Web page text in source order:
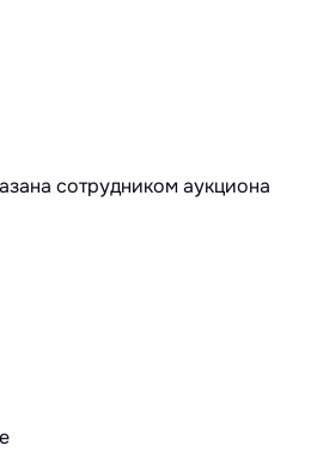
сотрудником аукциона